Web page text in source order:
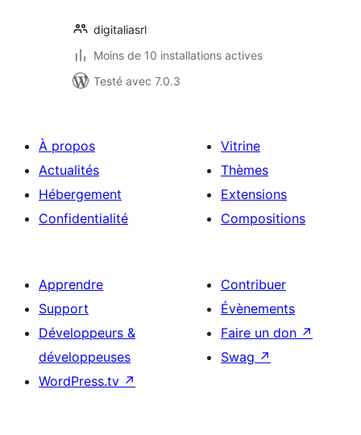
digitaliasrl
Moins de 10 installations actives
Testé avec 7.0.3
À propos
Actualités
Hébergement
Confidentialité
Vitrine
Thèmes
Extensions
Compositions
Apprendre
Support
Développeurs &
développeuses
WordPress.tv ↗
Contribuer
Évènements
Faire un don ↗
Swag ↗